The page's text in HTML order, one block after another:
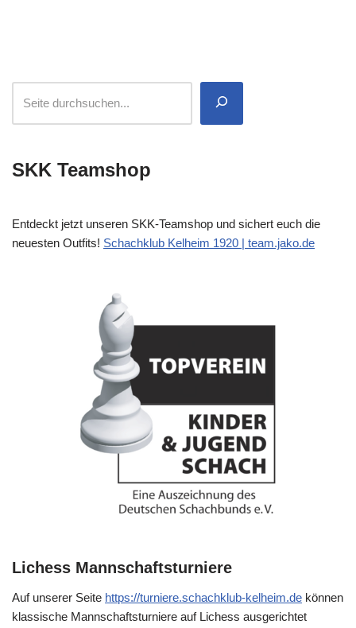
SKK Teamshop
Entdeckt jetzt unseren SKK-Teamshop und sichert euch die
neuesten Outfits! Schachklub Kelheim 1920 | team.jako.de
Lichess Mannschaftsturniere
Auf unserer Seite https://turniere.schachklub-kelheim.de können
klassische Mannschaftsturniere auf Lichess ausgerichtet